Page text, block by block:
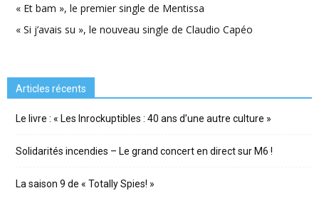
« Et bam », le premier single de Mentissa
« Si j’avais su », le nouveau single de Claudio Capéo
Articles récents
Le livre : « Les Inrockuptibles : 40 ans d’une autre culture »
Solidarités incendies – Le grand concert en direct sur M6 !
La saison 9 de « Totally Spies! »